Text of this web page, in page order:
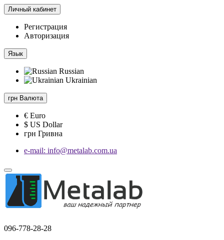
Личный кабинет
Регистрация
Авторизация
Язык
Russian
Ukrainian
грн Валюта
€ Euro
$ US Dollar
грн Гривна
e-mail: info@metalab.com.ua
096-778-28-28